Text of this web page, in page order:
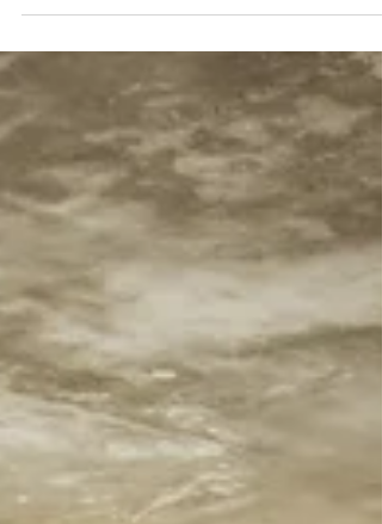
di “Arianna” , per la regia di Davide Forleo , da
le suggestive montagne della Valsesia , si
configura come un attraversamento del caos